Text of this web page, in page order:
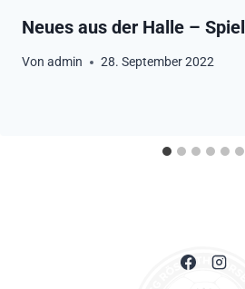
Neues aus der Halle –
Von admin 28. September 2022